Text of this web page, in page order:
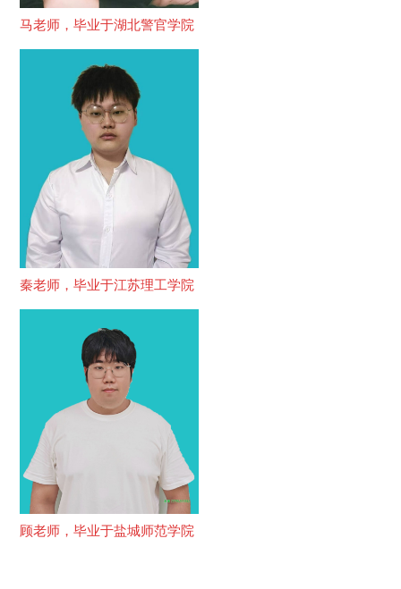
马老师，毕业于湖北警官学院
秦老师，毕业于江苏理工学院
顾老师，毕业于盐城师范学院